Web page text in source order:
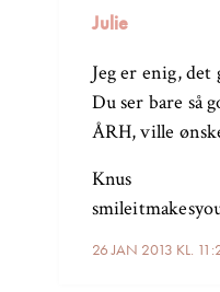
Julie
26 JAN 2013 KL.
Jeg er enig,
Du ser bare så
ÅRH, ville
Knus